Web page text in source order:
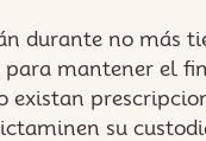
durante no más
para mantener el
existan
su